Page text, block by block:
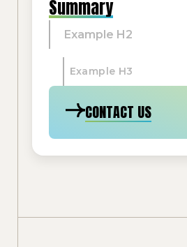
Summary
Example H2
Example H3
CONTACT US